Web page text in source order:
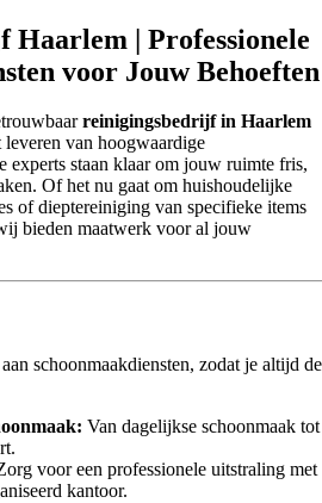
Haarlem | Professionele
voor Jouw Behoeften
reinigingsbedrijf in Haarlem
leveren van hoogwaardige
experts staan klaar om jouw ruimte fris,
Of het nu gaat om huishoudelijke
of dieptereiniging van specifieke items
bieden maatwerk voor al jouw
schoonmaakdiensten, zodat je altijd de
Van dagelijkse schoonmaak tot
voor een professionele uitstraling met
kantoor.